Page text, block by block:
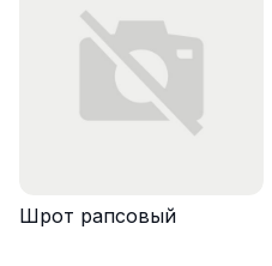
Шрот рапсовый